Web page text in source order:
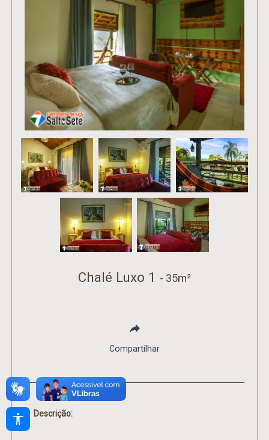
Chalé Luxo 1 - 35m²
Compartilhar
Descrição: